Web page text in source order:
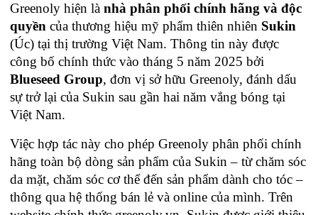
Greenoly hiện là nhà phân phối chính hãng và độc
quyền của thương hiệu mỹ phẩm thiên nhiên Sukin
(Úc) tại thị trường Việt Nam. Thông tin này được
Blueseed Group, đơn vị sở hữu Greenoly, đánh dấu
sự trở lại của Sukin sau gần hai năm vắng bóng tại
Việt Nam.
Việc hợp tác này cho phép Greenoly phân phối chính
hãng toàn bộ dòng sản phẩm của Sukin – từ chăm sóc
da mặt, chăm sóc cơ thể đến sản phẩm dành cho tóc –
thông qua hệ thống bán lẻ và online của mình. Trên